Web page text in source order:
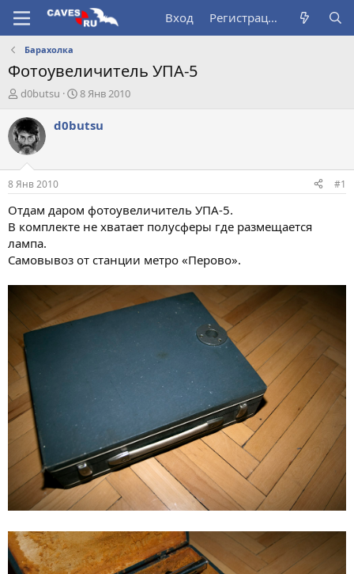
Вход Регистрация
Барахолка
Фотоувеличитель УПА-5
А
т
о
р
т
е
м
ы
d0butsu
Д
т
а
л
8 Янв 2010
d0butsu
8 Янв 2010 #1
Отдам даром фотоувеличитель УПА-5.
В комплекте не хватает полусферы где размещается
лампа.
Самовывоз от станции метро «Перово».